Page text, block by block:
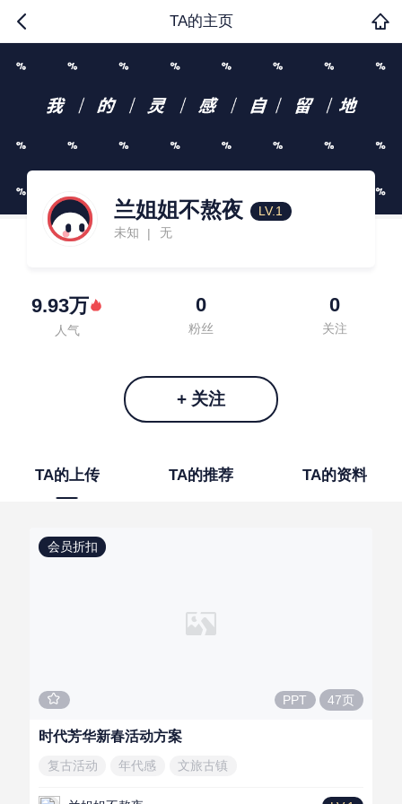
TA的主页
兰姐姐不熬夜
LV.1
未知
| 无
9.93万
人气
0
粉丝
0
关注
+ 关注
TA的上传 TA的推荐 TA的资料
会员折扣
PPT 47页
时代芳华新春活动方案
复古活动 年代感 文旅古镇